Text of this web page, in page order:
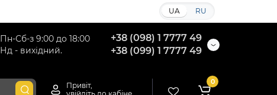
UA RU
Пн-Сб-з 9:00 до 18:00
Нд - вихідний.
+38 (098) 1 7777 49
+38 (099) 1 7777 49
Привіт,
0